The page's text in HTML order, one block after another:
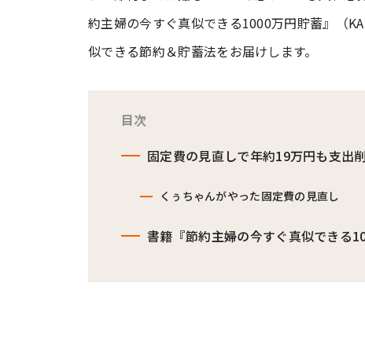
約主婦の今すぐ真似できる1000万円貯蓄』（
似できる節約＆貯蓄法をお届けします。
目次
固定費の見直しで年約19万円も支出
くぅちゃんがやった固定費の見直し
書籍『節約主婦の今すぐ真似できる